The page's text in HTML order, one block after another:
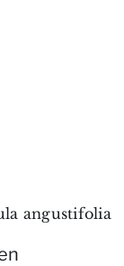
angustifolia